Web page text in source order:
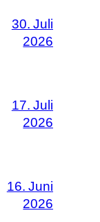
30. Juli
2026
17. Juli
2026
16. Juni
2026